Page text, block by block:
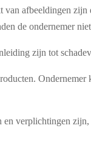
afbeeldingen
de ondernemer
zijn tot
Ondernemer
verplichtingen